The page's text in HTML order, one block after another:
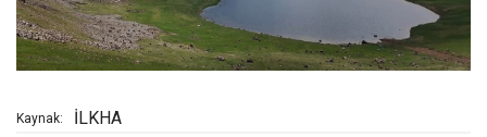
Kaynak: İLKHA